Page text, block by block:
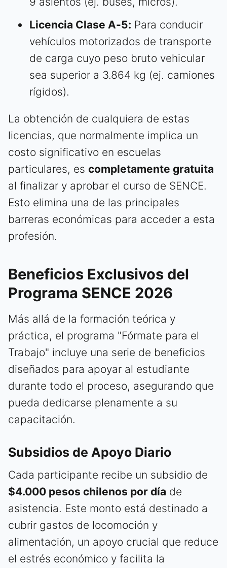
Licencia Clase A-5: Para conducir
vehículos motorizados de transporte
de carga cuyo peso bruto vehicular
sea superior a 3.864 kg (ej. camiones
rígidos).
La obtención de cualquiera de estas
licencias, que normalmente implica un
costo significativo en escuelas
particulares, es completamente gratuita
al finalizar y aprobar el curso de SENCE.
Esto elimina una de las principales
barreras económicas para acceder a esta
profesión.
Beneficios Exclusivos del
Programa SENCE 2026
Más allá de la formación teórica y
práctica, el programa "Fórmate para el
Trabajo" incluye una serie de beneficios
diseñados para apoyar al estudiante
durante todo el proceso, asegurando que
pueda dedicarse plenamente a su
capacitación.
Subsidios de Apoyo Diario
Cada participante recibe un subsidio de
$4.000 pesos chilenos por día de
asistencia. Este monto está destinado a
cubrir gastos de locomoción y
alimentación, un apoyo crucial que reduce
el estrés económico y facilita la